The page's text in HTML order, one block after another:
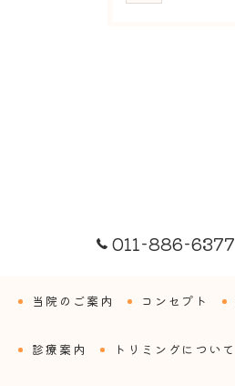
011-886-6377
当院のご案内 コンセプト
診療案内 トリミングについて